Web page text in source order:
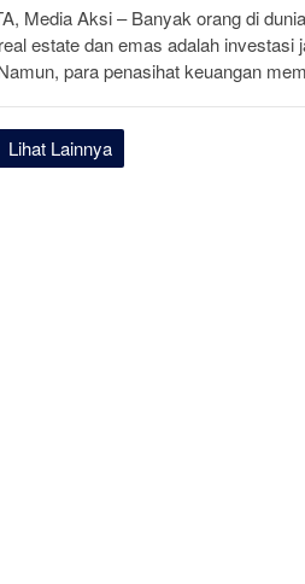
Media Aksi – Banyak orang di
estate dan emas adalah investasi
para penasihat keuangan
Lihat Lainnya